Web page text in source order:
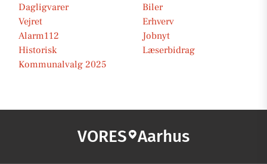
Dagligvarer
Biler
Vejret
Erhverv
Alarm112
Jobnyt
Historisk
Læserbidrag
Kommunalvalg 2025
VORES Aarhus